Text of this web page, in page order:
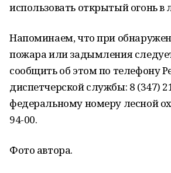
использовать открытый огонь в
Напоминаем, что при
пожара или задымления
сообщить об этом по телефону
диспетчерской службы: 8 (347)
федеральному номеру лесной
94-00.
Фото автора.